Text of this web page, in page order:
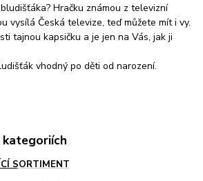
Hračku známou z televizní
vysílá Česká televize, teď můžete mít i vy.
tajnou kapsičku a je jen na Vás, jak ji
vhodný po děti od narození.
kategoriích
SORTIMENT